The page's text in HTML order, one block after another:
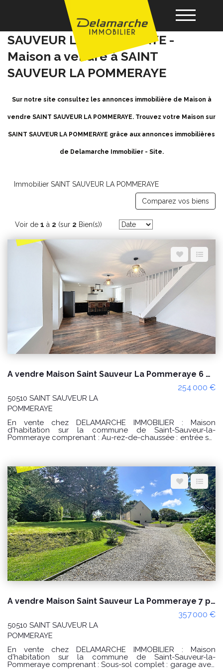
Acheter
Vendre
Nos agences
Espace client Nous contacter
Achat / Vente Maison SAINT
SAUVEUR LA POMMERAYE -
Maison a vendre à SAINT
SAUVEUR LA POMMERAYE
Sur notre site consultez les annonces immobilière de Maison à
vendre SAINT SAUVEUR LA POMMERAYE. Trouvez votre Maison sur
SAINT SAUVEUR LA POMMERAYE grâce aux annonces immobilières
de Delamarche Immobilier - Site.
Immobilier SAINT SAUVEUR LA POMMERAYE
Comparez vos biens
Voir de 1 à 2 (sur 2 Bien(s))
A vendre Maison Saint Sauveur La Pommeraye 6 pièces - 4 chambres
254 000 €
50510 SAINT SAUVEUR LA
POMMERAYE
En vente chez DELAMARCHE IMMOBILIER : Maison
d'habitation sur la commune de Saint-Sauveur-la-
Pommeraye comprenant : Au-rez-de-chaussée : entrée sur
une salle de bain avec wc. Grenier. Cette propriété avec
des dépendances et terres agricoles offre un cadre
paisible et verdoyant, idéal pour profiter du calme et des
espaces extérieurs. Une piscine chauffée avec pompe à
chaleur récente vient compléter l'ensemble. PRIX : 254
000€ Honoraires à la charge du vendeur. Réf : 10657AE
Classe énergie : D (155) Classe climat : A (5) Montant estimé
des dépenses annuelles d'énergie pour un usage
standard : entre 1290€ et 1810€ / an. Prix moyens des
énergies indexés sur les années 2021, 2022 et 2023
(abonnements compris) "Les informations sur les risques
auxquels ce bien est exposé sont disponibles sur le site
Géorisques : www.georisques.gouv.fr" POUR VISITER :
DELAMARCHE IMMOBILIER, Aurélien Etard au
06.29.76.85.09
A vendre Maison Saint Sauveur La Pommeraye 7 pièces - 4 chambres
357 000 €
50510 SAINT SAUVEUR LA
POMMERAYE
En vente chez DELAMARCHE IMMOBILIER : Maison
d'habitation sur la commune de Saint-Sauveur-la-
Pommeraye comprenant : Sous-sol complet : garage avec